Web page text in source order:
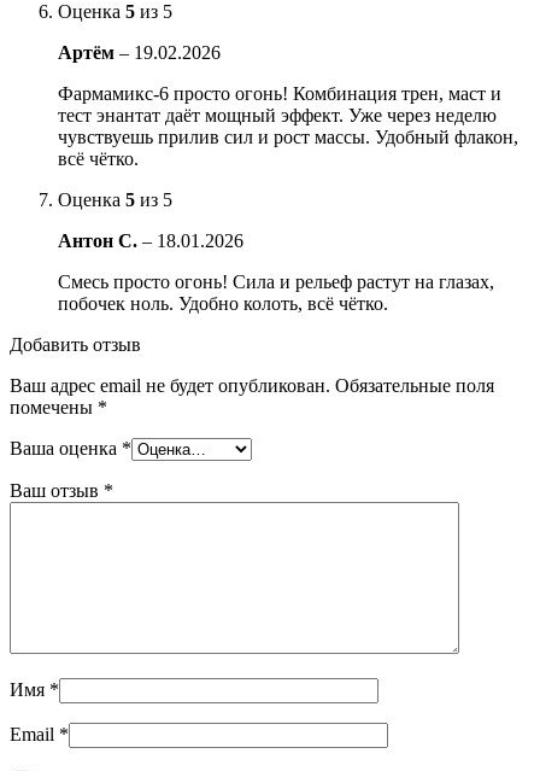
Оценка 5 из 5
Артём – 19.02.2026
Фармамикс-6 просто огонь! Комбинация трен, маст и
тест энантат даёт мощный эффект. Уже через неделю
чувствуешь прилив сил и рост массы. Удобный флакон,
всё чётко.
Оценка 5 из 5
Антон С. – 18.01.2026
Смесь просто огонь! Сила и рельеф растут на глазах,
побочек ноль. Удобно колоть, всё чётко.
Добавить отзыв
Ваш адрес email не будет опубликован. Обязательные поля
помечены *
Ваша оценка *
Ваш отзыв *
Имя *
Email *